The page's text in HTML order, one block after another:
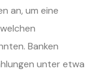
an, um eine
Banken
unter etwa